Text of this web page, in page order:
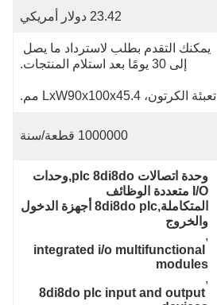
23.42 دولار أمريكي
إلى 30 يومًا بعد استلام المنتجات.
تعبئة الكرتون، LxW90x100x45.4 مم.
1000000 قطعة/سنة
وحدة اتصالات plc 8di8do,وحدات
I/O متعددة الوظائف
المتكاملة,8di8do plc أجهزة الدخول
والخروج
,
integrated i/o multifunctional
modules
,
8di8do plc input and output